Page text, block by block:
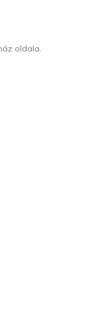
oldala.